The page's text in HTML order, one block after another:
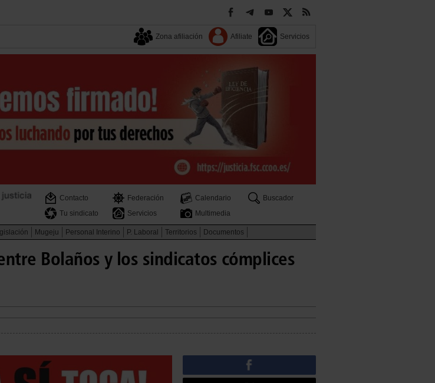
Zona afiliación Afiliate Servicios
Contacto Federación Calendario
Buscador
Tu sindicato
Servicios Multimedia
Mugeju Personal Interino P. Laboral Territorios Documentos
Bolaños y los sindicatos cómplices